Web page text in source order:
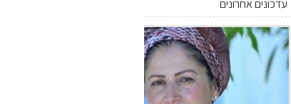
עדכונים אחרונים